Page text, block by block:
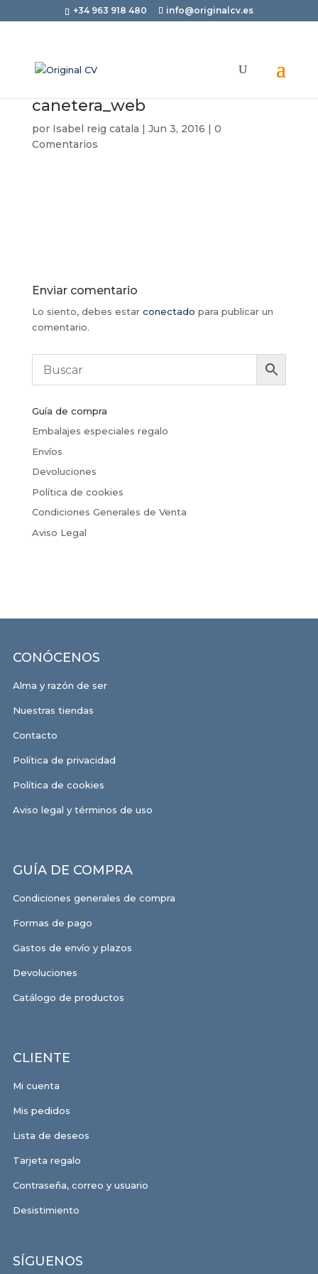
+34 963 918 480 info@originalcv.es
canetera_web
por Isabel reig catala | Jun 3, 2016 | 0
Comentarios
Enviar comentario
Lo siento, debes estar conectado para publicar un
comentario.
Guía de compra
Embalajes especiales regalo
Envíos
Devoluciones
Política de cookies
Condiciones Generales de Venta
Aviso Legal
CONÓCENOS
Alma y razón de ser
Nuestras tiendas
Contacto
Política de privacidad
Política de cookies
Aviso legal y términos de uso
GUÍA DE COMPRA
Condiciones generales de compra
Formas de pago
Gastos de envío y plazos
Devoluciones
Catálogo de productos
CLIENTE
Mi cuenta
Mis pedidos
Lista de deseos
Tarjeta regalo
Contraseña, correo y usuario
Desistimiento
SÍGUENOS